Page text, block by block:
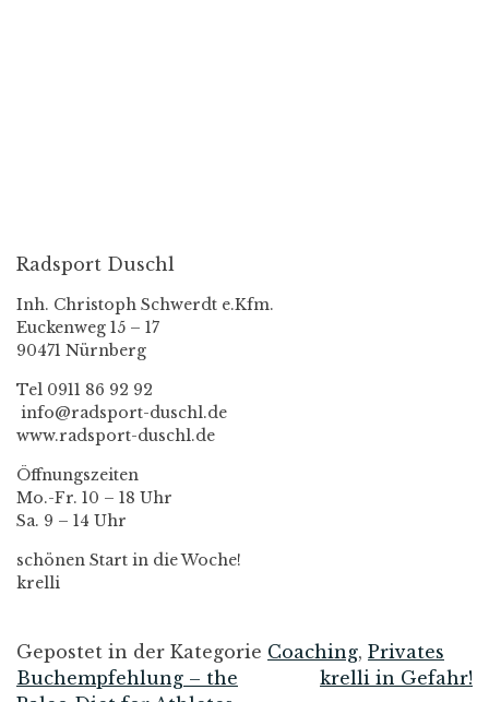
Radsport Duschl
Inh. Christoph Schwerdt e.Kfm.
Euckenweg 15 – 17
90471 Nürnberg
Tel 0911 86 92 92
info@radsport-duschl.de
www.radsport-duschl.de
Öffnungszeiten
Mo.-Fr. 10 – 18 Uhr
Sa. 9 – 14 Uhr
schönen Start in die Woche!
krelli
Gepostet in der Kategorie Coaching, Privates
Buchempfehlung – the
krelli in Gefahr!